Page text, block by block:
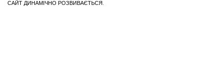
САЙТ ДИНАМІЧНО РОЗВИВАЄТЬСЯ.